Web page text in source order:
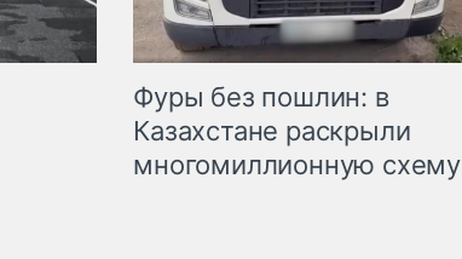
Фуры без пошлин: в
Казахстане раскрыли
многомиллионную схему